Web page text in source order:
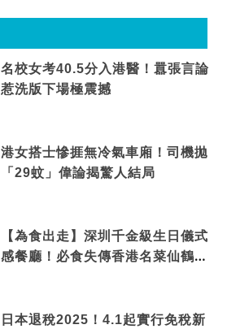
名校女考40.5分入港醫！囂張言論
惹洗版下場極震撼
港女搭士慘捱無冷氣車廂！司機拋
「29蚊」偉論揭驚人結局
【為食出走】深圳千金級生日儀式
感餐廳！必食失傳香港名菜仙鶴神
日本退稅2025！4.1起實行免稅新